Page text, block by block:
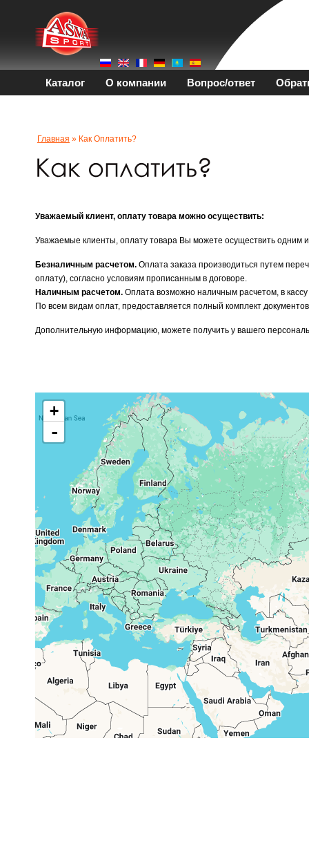
Каталог О компании Вопрос/ответ
Главная » Как Оплатить?
Уважаемый клиент, оплату товара можно осуществить:
Уважаемые клиенты, оплату товара Вы можете осуществить одним
Безналичным расчетом. Оплата заказа производиться путем
оплату), согласно условиям прописанным в договоре.
Наличным расчетом. Оплата возможно наличным расчетом, в
По всем видам оплат, предоставляется полный комплект
Дополнительную информацию, можете получить у вашего
+
-